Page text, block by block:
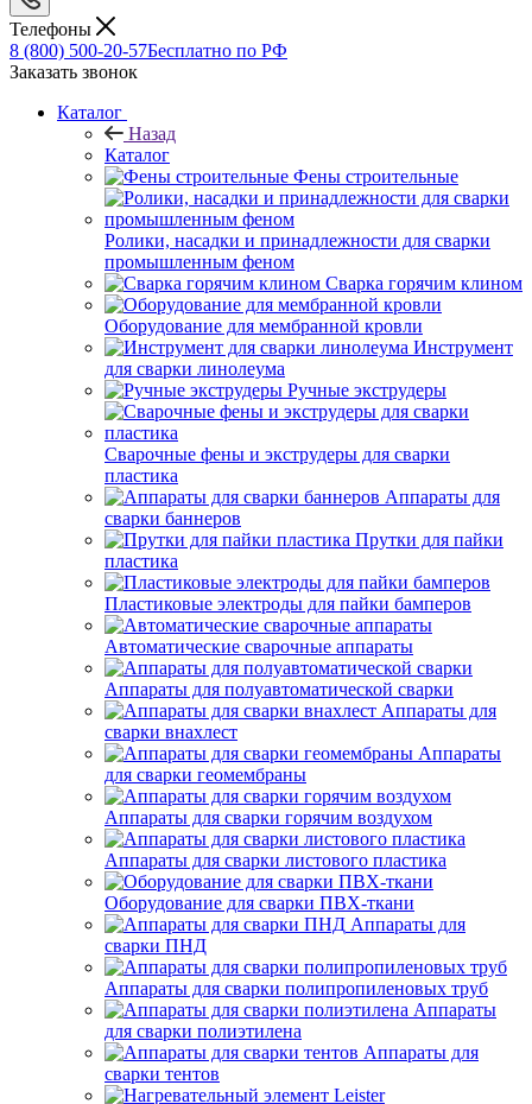
Телефоны
8 (800) 500-20-57Бесплатно по РФ
Заказать звонок
Каталог
Назад
Каталог
Фены строительные
Ролики, насадки и принадлежности для сварки
промышленным феном
Сварка горячим клином
Оборудование для мембранной кровли
Инструмент
для сварки линолеума
Ручные экструдеры
Сварочные фены и экструдеры для сварки
пластика
Аппараты для
сварки баннеров
Прутки для пайки
пластика
Пластиковые электроды для пайки бамперов
Автоматические сварочные аппараты
Аппараты для полуавтоматической сварки
Аппараты для
сварки внахлест
Аппараты
для сварки геомембраны
Аппараты для сварки горячим воздухом
Аппараты для сварки листового пластика
Оборудование для сварки ПВХ-ткани
Аппараты для
сварки ПНД
Аппараты для сварки полипропиленовых труб
Аппараты
для сварки полиэтилена
Аппараты для
сварки тентов